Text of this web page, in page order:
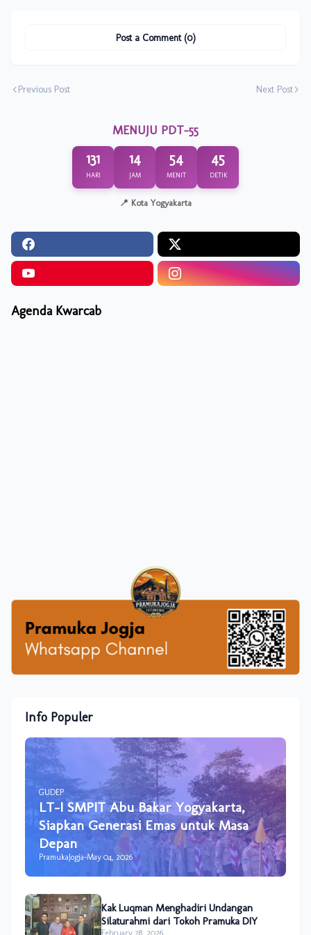
Post a Comment (0)
Previous Post Next Post
MENUJU PDT-55
131
HARI
14
JAM
54
MENIT
45
DETIK
📍 Kota Yogyakarta
Agenda Kwarcab
Info Populer
GUDEP
LT-I SMPIT Abu Bakar Yogyakarta,
Siapkan Generasi Emas untuk Masa
Depan
PramukaJogja-May 04, 2026
Kak Luqman Menghadiri Undangan
Silaturahmi dari Tokoh Pramuka DIY
February 28, 2026